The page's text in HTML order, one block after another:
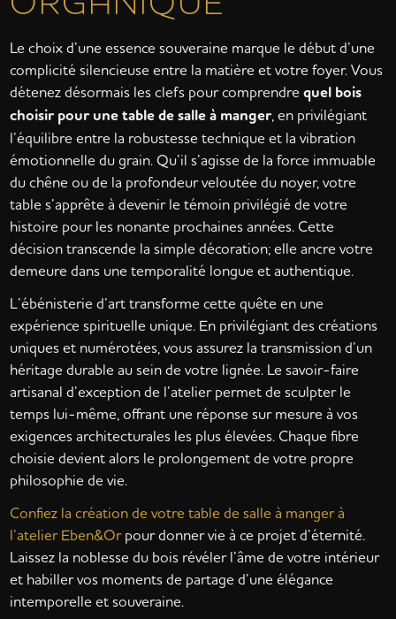
Le choix d’une essence souveraine marque le début d’une
complicité silencieuse entre la matière et votre foyer. Vous
détenez désormais les clefs pour comprendrequel bois
choisir pour une table de salle à manger, en privilégiant
l’équilibre entre la robustesse technique et la vibration
émotionnelle du grain. Qu’il s’agisse de la force immuable
du chêne ou de la profondeur veloutée du noyer, votre
table s’apprête à devenir le témoin privilégié de votre
histoire pour les nonante prochaines années. Cette
décision transcende la simple décoration; elle ancre votre
demeure dans une temporalité longue et authentique.
L’ébénisterie d’art transforme cette quête en une
expérience spirituelle unique. En privilégiant des créations
uniques et numérotées, vous assurez la transmission d’un
héritage durable au sein de votre lignée. Le savoir-faire
artisanal d’exception de l’atelier permet de sculpter le
temps lui-même, offrant une réponse sur mesure à vos
exigences architecturales les plus élevées. Chaque fibre
choisie devient alors le prolongement de votre propre
philosophie de vie.
Confiez la création de votre table de salle à manger à
l’atelier Eben&Orpour donner vie à ce projet d’éternité.
Laissez la noblesse du bois révéler l’âme de votre intérieur
et habiller vos moments de partage d’une élégance
intemporelle et souveraine.